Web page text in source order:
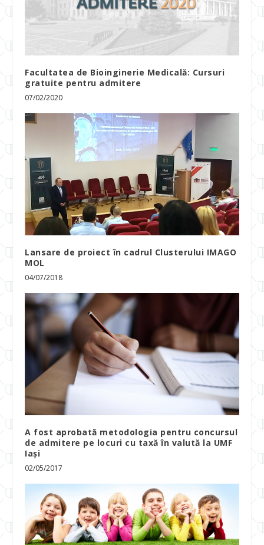
Facultatea de Bioinginerie Medicală: Cursuri
gratuite pentru admitere
07/02/2020
Lansare de proiect în cadrul Clusterului IMAGO
MOL
04/07/2018
A fost aprobată metodologia pentru concursul
de admitere pe locuri cu taxă în valută la UMF
Iași
02/05/2017